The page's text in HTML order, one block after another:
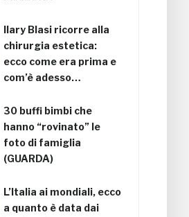
Ilary Blasi ricorre alla
chirurgia estetica:
ecco come era prima e
com’è adesso…
30 buffi bimbi che
hanno “rovinato” le
foto di famiglia
(GUARDA)
L’Italia ai mondiali, ecco
a quanto è data dai